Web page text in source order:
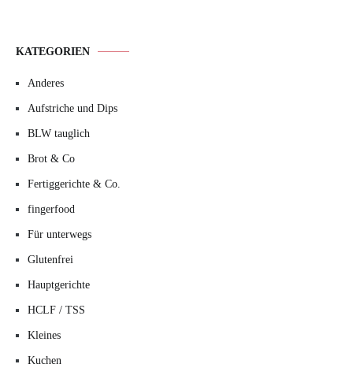
KATEGORIEN
Anderes
Aufstriche und Dips
BLW tauglich
Brot & Co
Fertiggerichte & Co.
fingerfood
Für unterwegs
Glutenfrei
Hauptgerichte
HCLF / TSS
Kleines
Kuchen